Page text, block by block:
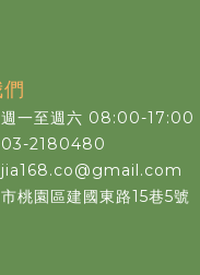
週一至週六 08:00-17:00
03-2180480
桃園區建國東路15巷5號